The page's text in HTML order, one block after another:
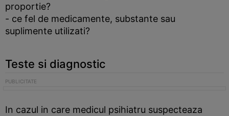
proportie?
- ce fel de medicamente, substante sau
suplimente utilizati?
Teste si diagnostic
In cazul in care medicul psihiatru suspecteaza